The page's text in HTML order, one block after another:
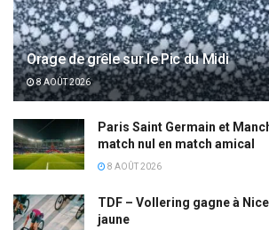
Orage de grêle sur le Pic du Midi
8 AOÛT 2026
Paris Saint Germain et
match nul en match amical
8 AOÛT 2026
TDF – Vollering gagne à
jaune